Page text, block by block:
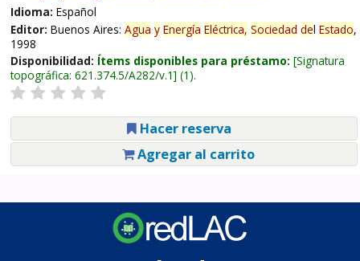
Idioma: Español
Editor: Buenos Aires: Agua y Energía Eléctrica, Sociedad del Estado,
1998
Disponibilidad: Ítems disponibles para préstamo: Signatura
topográfica: 621.374.5/A282/v.1 (1).
Hacer reserva
Agregar al carrito